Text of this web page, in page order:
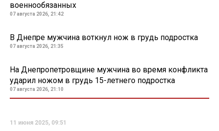
военнообязанных
07 августа 2026, 21:42
В Днепре мужчина воткнул нож в грудь подростка
07 августа 2026, 21:35
На Днепропетровщине мужчина во время конфликта
ударил ножом в грудь 15-летнего подростка
07 августа 2026, 21:10
11 июня 2025, 09:51